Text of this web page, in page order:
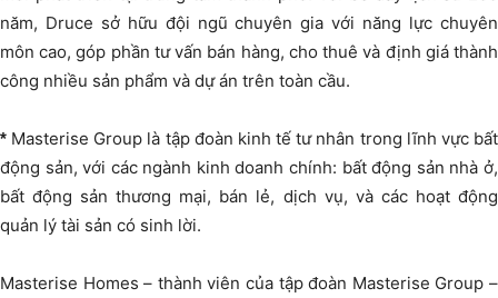
năm, Druce sở hữu đội ngũ chuyên gia với năng lực chuyên
môn cao, góp phần tư vấn bán hàng, cho thuê và định giá thành
công nhiều sản phẩm và dự án trên toàn cầu.
* Masterise Group là tập đoàn kinh tế tư nhân trong lĩnh vực bất
động sản, với các ngành kinh doanh chính: bất động sản nhà ở,
bất động sản thương mại, bán lẻ, dịch vụ, và các hoạt động
quản lý tài sản có sinh lời.
Masterise Homes – thành viên của tập đoàn Masterise Group –